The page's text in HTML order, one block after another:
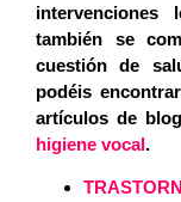
intervenciones
también se
cuestión de
podéis
artículos de
higiene vocal.